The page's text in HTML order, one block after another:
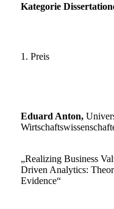
Kategorie
1. Preis
Eduard Anton,
„Realizing Business
Driven Analytics:
Evidence“